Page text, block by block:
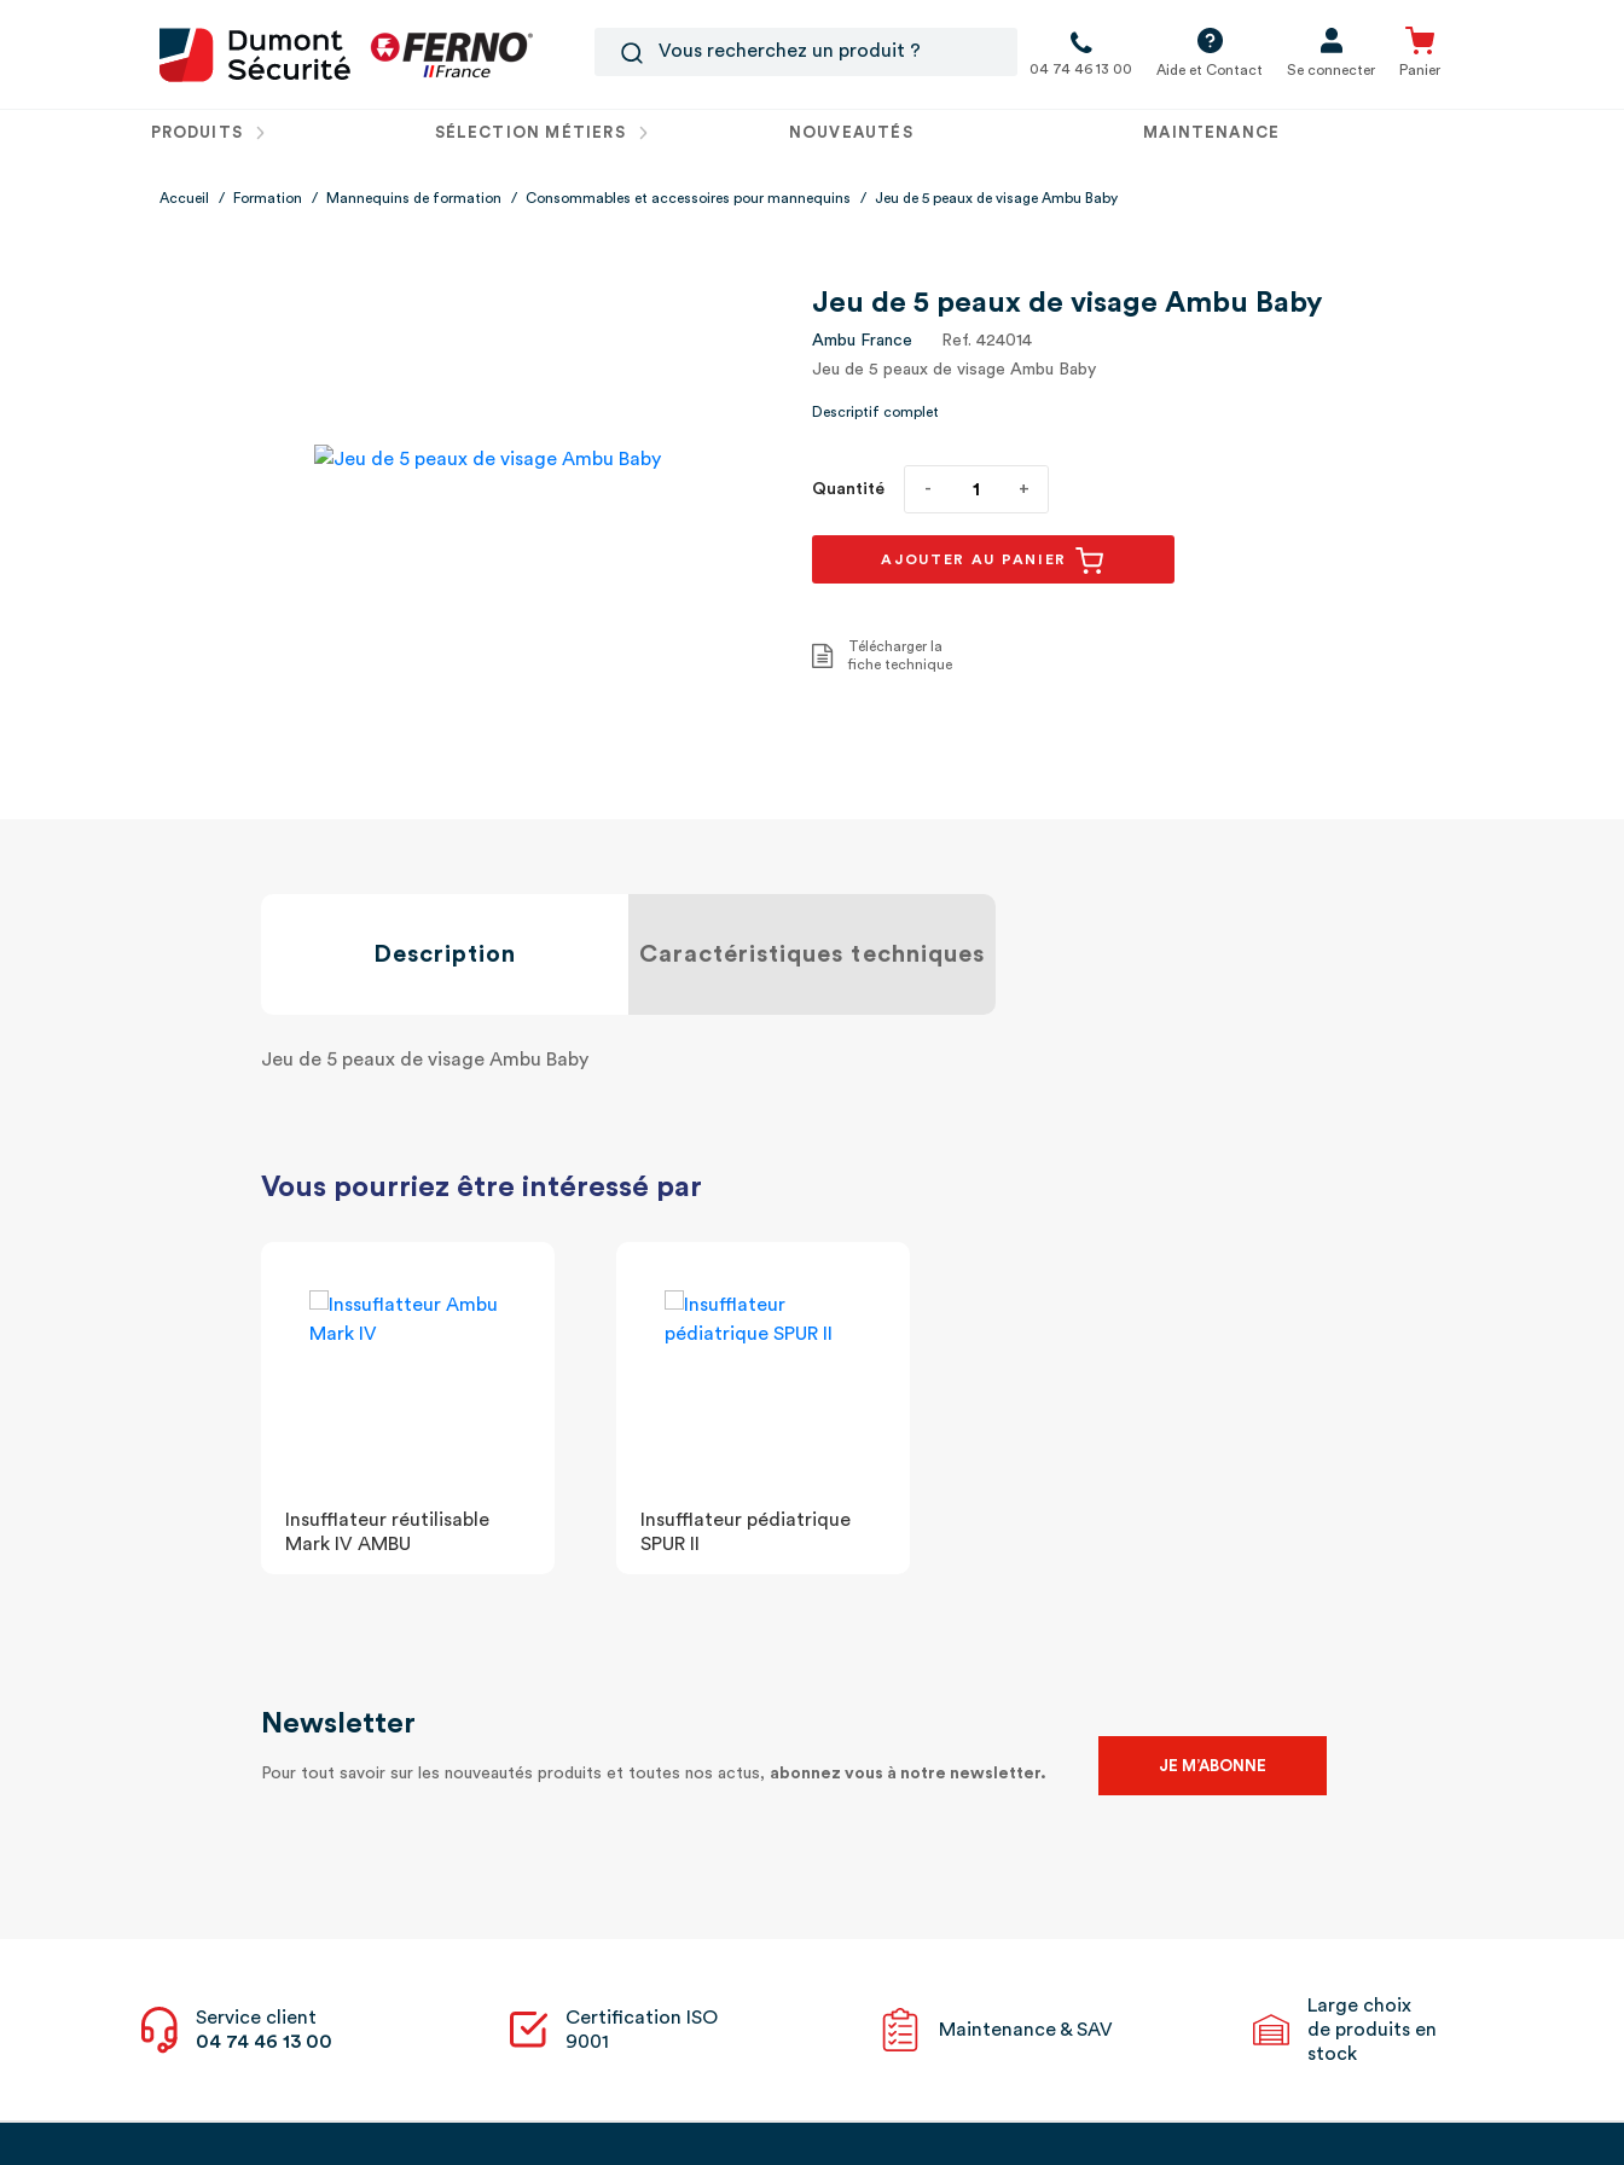
04 74 46 13 00 Aide et Contact Se connecter Panier
PRODUITS SÉLECTION MÉTIERS NOUVEAUTÉS MAINTENANCE
Accueil / Formation / Mannequins de formation / Consommables et accessoires pour mannequins / Jeu de 5 peaux de visage Ambu Baby
Jeu de 5 peaux de visage Ambu Baby
Ambu France
Ref. 424014
Jeu de 5 peaux de visage Ambu Baby
Descriptif complet
Quantité
AJOUTER AU PANIER
Télécharger la
fiche technique
Description Caractéristiques techniques
Jeu de 5 peaux de visage Ambu Baby
Vous pourriez être intéressé par
Insufflateur réutilisable
Mark IV AMBU
Insufflateur pédiatrique
SPUR II
Newsletter
Pour tout savoir sur les nouveautés produits et toutes nos actus, abonnez vous à notre newsletter. JE M’ABONNE
Service client
04 74 46 13 00
Certification ISO
9001
Maintenance & SAV
Large choix
de produits en
stock